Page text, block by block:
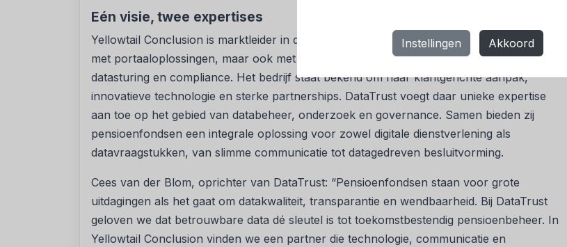
Instellingen Akkoord
Eén visie, twee expertises
Yellowtail Conclusion is marktleider in de digitalisering van de pensioensector, onder meer
met portaaloplossingen, maar ook met tooling voor keuzebegeleiding, communicatie,
datasturing en compliance. Het bedrijf staat bekend om haar klantgerichte aanpak,
innovatieve technologie en sterke partnerships. DataTrust voegt daar unieke expertise
aan toe op het gebied van databeheer, onderzoek en governance. Samen bieden zij
pensioenfondsen een integrale oplossing voor zowel digitale dienstverlening als
datavraagstukken, van slimme communicatie tot datagedreven besluitvorming.
Cees van der Blom, oprichter van DataTrust: “Pensioenfondsen staan voor grote
uitdagingen als het gaat om datakwaliteit, transparantie en wendbaarheid. Bij DataTrust
geloven we dat betrouwbare data dé sleutel is tot toekomstbestendig pensioenbeheer. In
Yellowtail Conclusion vinden we een partner die technologie, communicatie en